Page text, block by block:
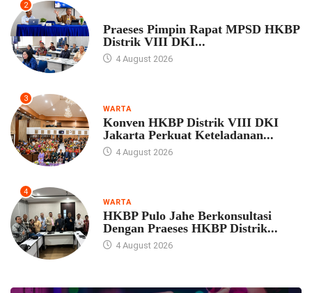
2
Praeses Pimpin Rapat MPSD HKBP
Distrik VIII DKI...
4 August 2026
3
WARTA
Konven HKBP Distrik VIII DKI
Jakarta Perkuat Keteladanan...
4 August 2026
4
WARTA
HKBP Pulo Jahe Berkonsultasi
Dengan Praeses HKBP Distrik...
4 August 2026